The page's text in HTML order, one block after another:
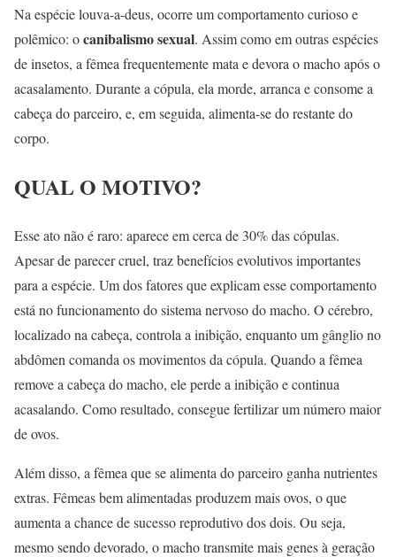
Na espécie louva-a-deus, ocorre um comportamento curioso e
polêmico: ocanibalismo sexual. Assim como em outras espécies
de insetos, a fêmea frequentemente mata e devora o macho após o
acasalamento. Durante a cópula, ela morde, arranca e consome a
cabeça do parceiro, e, em seguida, alimenta-se do restante do
corpo.
QUAL O MOTIVO?
Esse ato não é raro: aparece em cerca de 30% das cópulas.
Apesar de parecer cruel, traz benefícios evolutivos importantes
para a espécie. Um dos fatores que explicam esse comportamento
está no funcionamento do sistema nervoso do macho. O cérebro,
localizado na cabeça, controla a inibição, enquanto um gânglio no
abdômen comanda os movimentos da cópula. Quando a fêmea
remove a cabeça do macho, ele perde a inibição e continua
acasalando. Como resultado, consegue fertilizar um número maior
de ovos.
Além disso, a fêmea que se alimenta do parceiro ganha nutrientes
extras. Fêmeas bem alimentadas produzem mais ovos, o que
aumenta a chance de sucesso reprodutivo dos dois. Ou seja,
mesmo sendo devorado, o macho transmite mais genes à geração